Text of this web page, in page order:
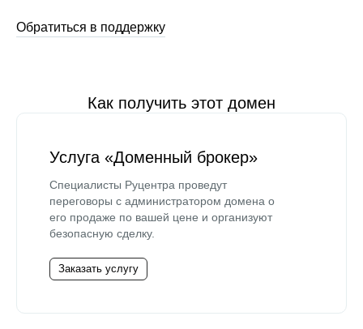
Обратиться в поддержку
Как получить этот домен
Услуга «Доменный брокер»
Специалисты Руцентра проведут
переговоры с администратором домена о
его продаже по вашей цене и организуют
безопасную сделку.
Заказать услугу